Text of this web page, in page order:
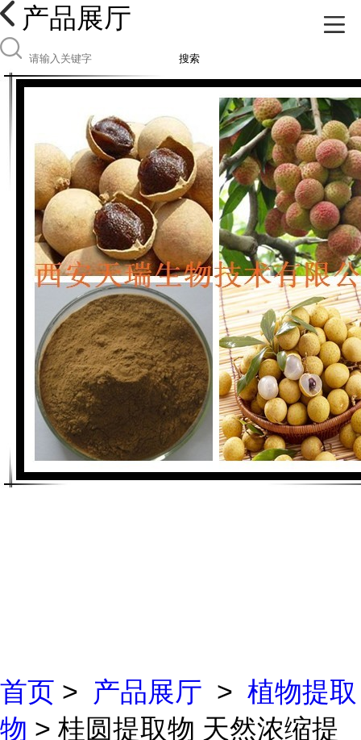
产品展厅
搜索
首页 > 产品展厅 > 植物提取
物 > 桂圆提取物 天然浓缩提